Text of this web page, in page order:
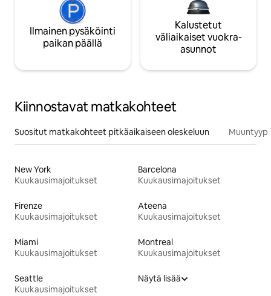
Ilmainen pysäköinti
paikan päällä
Kalustetut
väliaikaiset vuokra-
asunnot
Kiinnostavat matkakohteet
Suositut matkakohteet pitkäaikaiseen oleskeluun
New York
Kuukausimajoitukset
Barcelona
Kuukausimajoitukset
Firenze
Kuukausimajoitukset
Ateena
Kuukausimajoitukset
Miami
Kuukausimajoitukset
Montreal
Kuukausimajoitukset
Seattle
Kuukausimajoitukset
Näytä lisää